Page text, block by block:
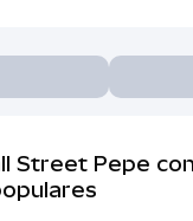
Street Pepe